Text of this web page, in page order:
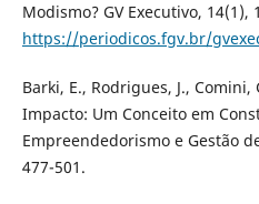
Modismo? GV Executivo, 14(1),
https://periodicos.fgv.br/
Barki, E., Rodrigues, J.,
Impacto: Um Conceito em
Empreendedorismo e Gestão
477-501.